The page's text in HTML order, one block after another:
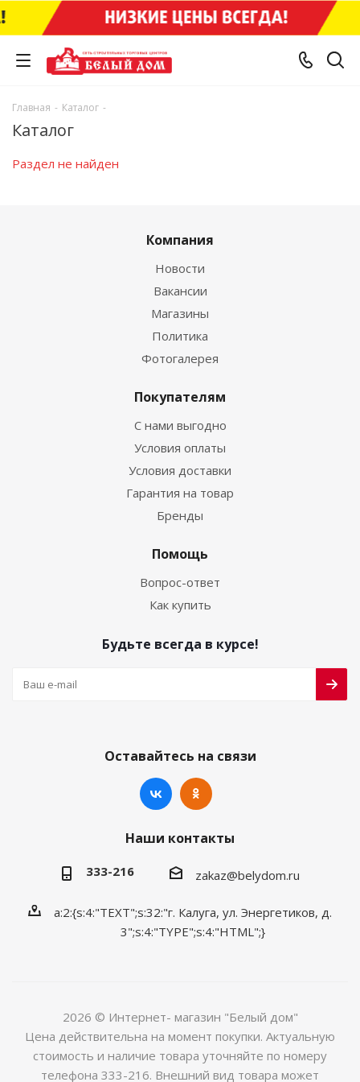
Главная - Каталог -
Каталог
Раздел не найден
Компания
Новости
Вакансии
Магазины
Политика
Фотогалерея
Покупателям
С нами выгодно
Условия оплаты
Условия доставки
Гарантия на товар
Бренды
Помощь
Вопрос-ответ
Как купить
Будьте всегда в курсе!
Оставайтесь на связи
Наши контакты
333-216 zakaz@belydom.ru
a:2:{s:4:"TEXT";s:32:"г. Калуга, ул. Энергетиков, д.
3";s:4:"TYPE";s:4:"HTML";}
2026 © Интернет- магазин "Белый дом"
Цена действительна на момент покупки. Актуальную
стоимость и наличие товара уточняйте по номеру
телефона 333-216. Внешний вид товара может